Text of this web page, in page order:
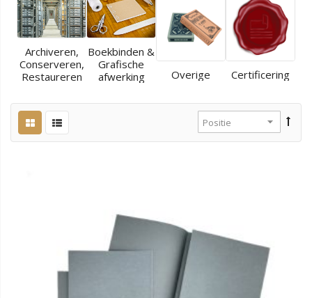
Archiveren,
Conserveren,
Restaureren
Boekbinden &
Grafische
afwerking
Overige Certificering